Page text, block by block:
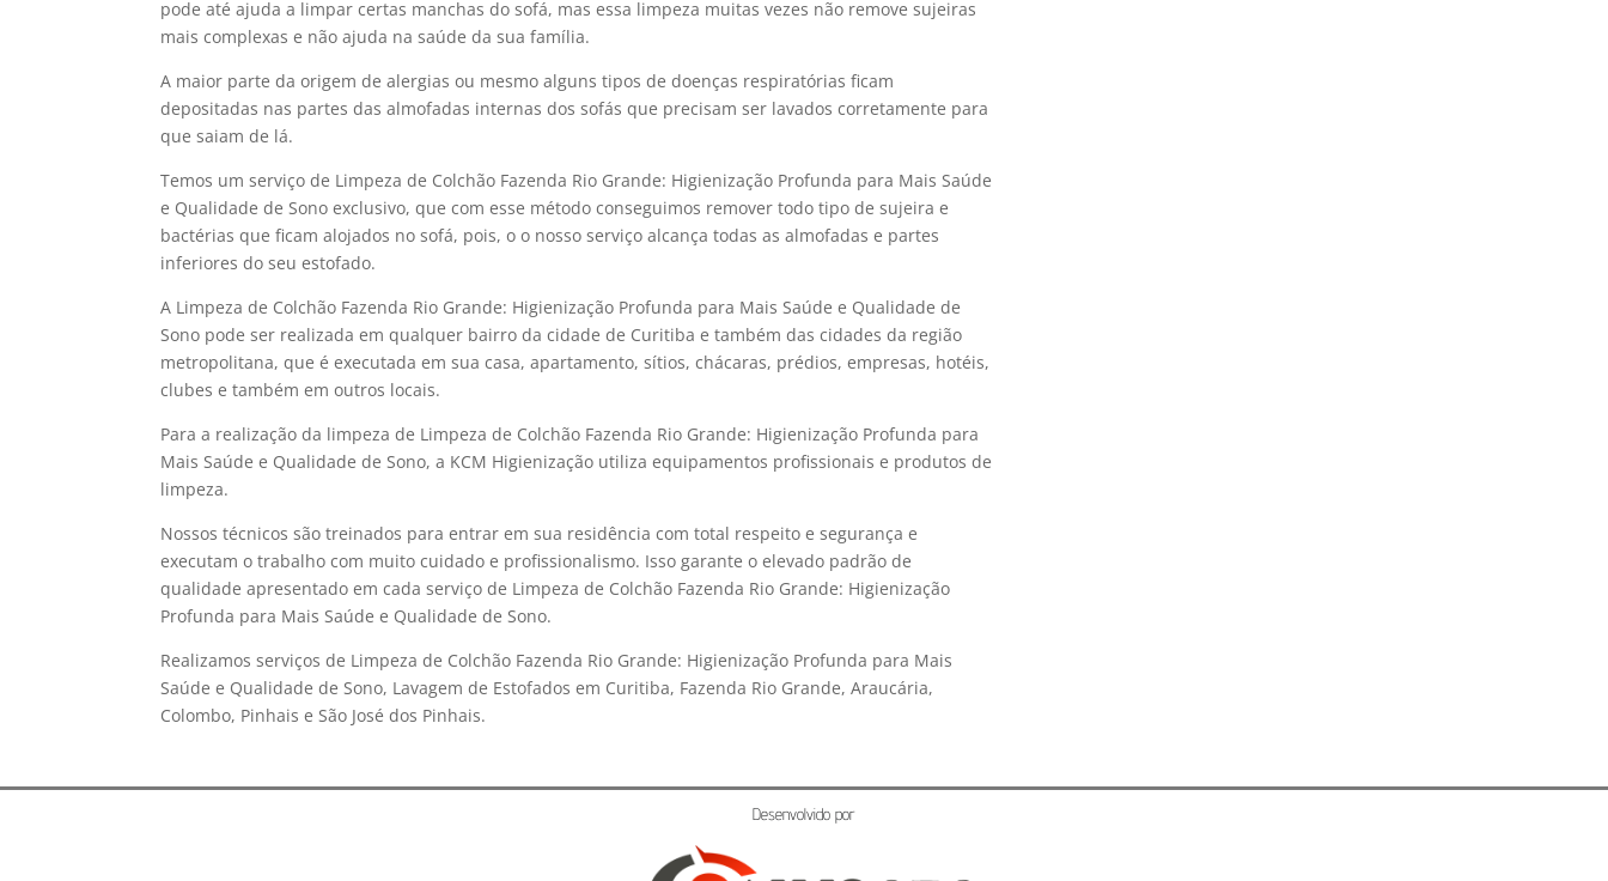
pode até ajuda a limpar certas manchas do sofá, mas essa limpeza muitas vezes não remove sujeiras
mais complexas e não ajuda na saúde da sua família.
A maior parte da origem de alergias ou mesmo alguns tipos de doenças respiratórias ficam
depositadas nas partes das almofadas internas dos sofás que precisam ser lavados corretamente para
que saiam de lá.
Temos um serviço de Limpeza de Colchão Fazenda Rio Grande: Higienização Profunda para Mais Saúde
e Qualidade de Sono exclusivo, que com esse método conseguimos remover todo tipo de sujeira e
bactérias que ficam alojados no sofá, pois, o o nosso serviço alcança todas as almofadas e partes
inferiores do seu estofado.
A Limpeza de Colchão Fazenda Rio Grande: Higienização Profunda para Mais Saúde e Qualidade de
Sono pode ser realizada em qualquer bairro da cidade de Curitiba e também das cidades da região
metropolitana, que é executada em sua casa, apartamento, sítios, chácaras, prédios, empresas, hotéis,
clubes e também em outros locais.
Para a realização da limpeza de Limpeza de Colchão Fazenda Rio Grande: Higienização Profunda para
Mais Saúde e Qualidade de Sono, a KCM Higienização utiliza equipamentos profissionais e produtos de
limpeza.
Nossos técnicos são treinados para entrar em sua residência com total respeito e segurança e
executam o trabalho com muito cuidado e profissionalismo. Isso garante o elevado padrão de
qualidade apresentado em cada serviço de Limpeza de Colchão Fazenda Rio Grande: Higienização
Profunda para Mais Saúde e Qualidade de Sono.
Realizamos serviços de Limpeza de Colchão Fazenda Rio Grande: Higienização Profunda para Mais
Saúde e Qualidade de Sono, Lavagem de Estofados em Curitiba, Fazenda Rio Grande, Araucária,
Colombo, Pinhais e São José dos Pinhais.
Desenvolvido por